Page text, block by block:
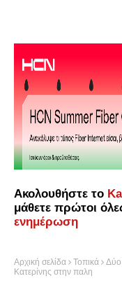
Ακολουθήστε το
μάθετε πρώτοι
ενημέρωση
Αρχική σελίδα Τοπικά
Δύο
Κατερίνης στην παλη